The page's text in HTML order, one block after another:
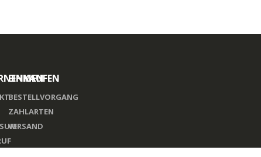
EINKAUFEN
BESTELLVORGANG
ZAHLARTEN
VERSAND